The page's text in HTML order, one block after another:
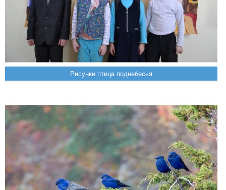
Рисунки птица поднебесья